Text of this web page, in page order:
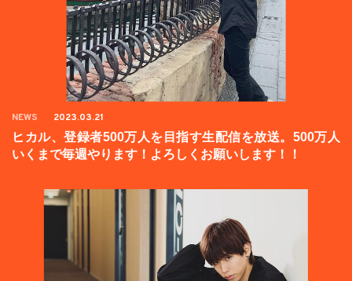
NEWS 2023.03.21
ヒカル、登録者500万人を目指す生配信を放送。500万人
いくまで毎週やります！よろしくお願いします！！